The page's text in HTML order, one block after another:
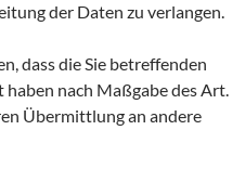
der Daten zu verlangen.
dass die Sie betreffenden
nach Maßgabe des Art.
Übermittlung an andere